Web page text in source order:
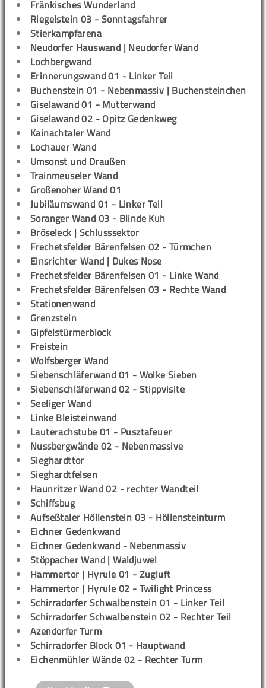
Fränkisches Wunderland
Riegelstein 03 - Sonntagsfahrer
Stierkampfarena
Neudorfer Hauswand | Neudorfer Wand
Lochbergwand
Erinnerungswand 01 - Linker Teil
Buchenstein 01 - Nebenmassiv | Buchensteinchen
Giselawand 01 - Mutterwand
Giselawand 02 - Opitz Gedenkweg
Kainachtaler Wand
Lochauer Wand
Umsonst und Draußen
Trainmeuseler Wand
Großenoher Wand 01
Jubiläumswand 01 - Linker Teil
Soranger Wand 03 - Blinde Kuh
Bröseleck | Schlusssektor
Frechetsfelder Bärenfelsen 02 - Türmchen
Einsrichter Wand | Dukes Nose
Frechetsfelder Bärenfelsen 01 - Linke Wand
Frechetsfelder Bärenfelsen 03 - Rechte Wand
Stationenwand
Grenzstein
Gipfelstürmerblock
Freistein
Wolfsberger Wand
Siebenschläferwand 01 - Wolke Sieben
Siebenschläferwand 02 - Stippvisite
Seeliger Wand
Linke Bleisteinwand
Lauterachstube 01 - Pusztafeuer
Nussbergwände 02 - Nebenmassive
Sieghardttor
Sieghardtfelsen
Haunritzer Wand 02 - rechter Wandteil
Schiffsbug
Aufseßtaler Höllenstein 03 - Höllensteinturm
Eichner Gedenkwand
Eichner Gedenkwand - Nebenmassiv
Stöppacher Wand | Waldjuwel
Hammertor | Hyrule 01 - Zugluft
Hammertor | Hyrule 02 - Twilight Princess
Schirradorfer Schwalbenstein 01 - Linker Teil
Schirradorfer Schwalbenstein 02 - Rechter Teil
Azendorfer Turm
Schirradorfer Block 01 - Hauptwand
Eichenmühler Wände 02 - Rechter Turm